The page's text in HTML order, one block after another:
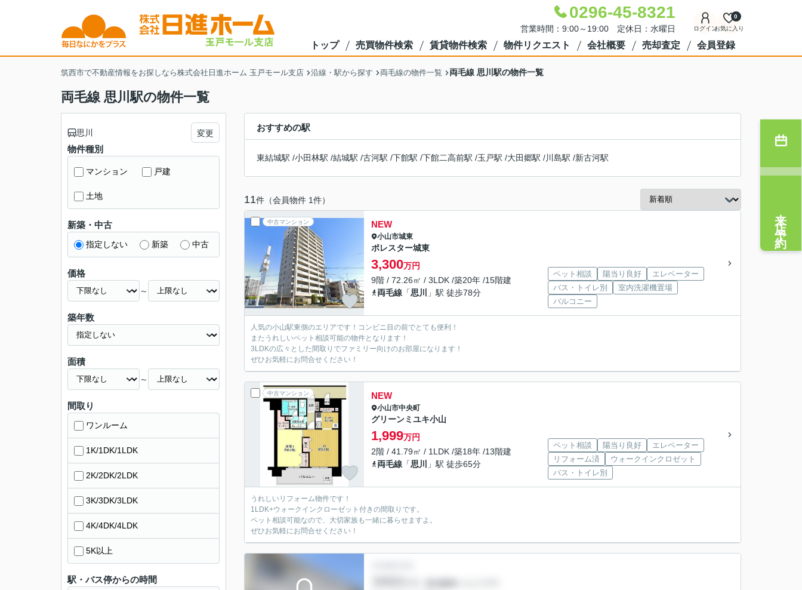
0296-45-8321
営業時間：9:00～19:00 定休日：水曜日 ログインお気に入り
0
トップ 売買物件検索 賃貸物件検索 物件リクエスト 会社概要 売却査定 会員登録
筑西市で不動産情報をお探しなら株式会社日進ホーム 玉戸モール支店 沿線・駅から探す 両毛線の物件一覧 両毛線 思川駅の物件一覧
両毛線 思川駅の物件一覧
おすすめの駅
東結城駅 /小田林駅 /結城駅 /古河駅 /下館駅 /下館二高前駅 /玉戸駅 /大田郷駅 /川島駅 /新古河駅
11件（会員物件 1件）
中古マンション NEW
小山市城東
ポレスター城東
3,300万円
9階 / 72.26㎡ / 3LDK /築20年 /15階建
両毛線 「思川 」駅 徒歩78分
ペット相談 陽当り良好
エレベーター
バス・トイレ別
室内洗濯機置場
バルコニー
人気の小山駅東側のエリアです！コンビニ目の前でとても便利！
またうれしいペット相談可能の物件となります！
3LDKの広々とした間取りでファミリー向けのお部屋になります！
ぜひお気軽にお問合せください！
中古マンション NEW
小山市中央町
グリーンミユキ小山
1,999万円
2階 / 41.79㎡ / 1LDK /築18年 /13階建
両毛線 「思川 」駅 徒歩65分
ペット相談 陽当り良好
エレベーター
リフォーム済
ウォークインクロゼット
バス・トイレ別
うれしいリフォーム物件です！
1LDK+ウォークインクローゼット付きの間取りです。
ペット相談可能なので、大切家族も一緒に暮らせますよ。
ぜひお気軽にお問合せください！
思川 変更
物件種別
マンション 戸建
土地
新築・中古
指定しない 新築 中古
価格
～
築年数
面積
～
間取り
ワンルーム
1K/1DK/1LDK
2K/2DK/2LDK
3K/3DK/3LDK
4K/4DK/4LDK
5K以上
駅・バス停からの時間
来店予約